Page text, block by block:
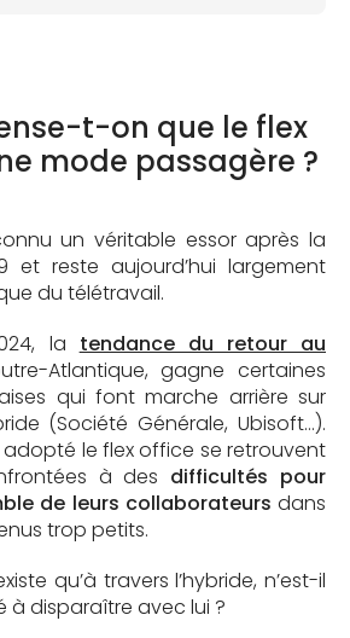
t-on que le flex
mode passagère ?
un véritable essor après la
et reste aujourd’hui largement
du télétravail.
la tendance du retour au
Atlantique, gagne certaines
qui font marche arrière sur
(Société Générale, Ubisoft…).
le flex office se retrouvent
à des difficultés pour
de leurs collaborateurs dans
trop petits.
qu’à travers l’hybride, n’est-il
à disparaître avec lui ?